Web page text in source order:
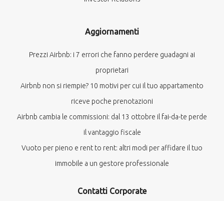
Aggiornamenti
Prezzi Airbnb: i 7 errori che fanno perdere guadagni ai
proprietari
Airbnb non si riempie? 10 motivi per cui il tuo appartamento
riceve poche prenotazioni
Airbnb cambia le commissioni: dal 13 ottobre il fai-da-te perde
il vantaggio fiscale
Vuoto per pieno e rent to rent: altri modi per affidare il tuo
immobile a un gestore professionale
Contatti Corporate